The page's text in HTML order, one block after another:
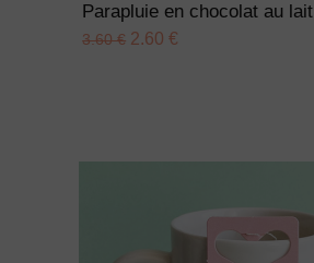
Parapluie en chocolat au lait
3.60 € 2.60 €